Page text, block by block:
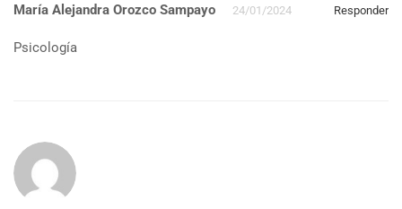
María Alejandra Orozco Sampayo 24/01/2024 Responder
Psicología